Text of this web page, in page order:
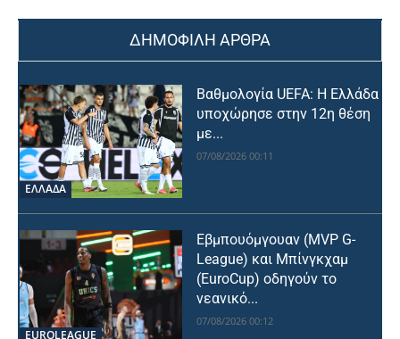
ΔΗΜΟΦΙΛΗ ΑΡΘΡΑ
ΕΛΛΑΔΑ
Βαθμολογία UEFA: Η Ελλάδα
υποχώρησε στην 12η θέση
με...
07/08/2026 00:11
EUROLEAGUE
Εβμπουόμγουαν (MVP G-
League) και Μπίνγκχαμ
(EuroCup) οδηγούν το
νεανικό...
07/08/2026 00:12